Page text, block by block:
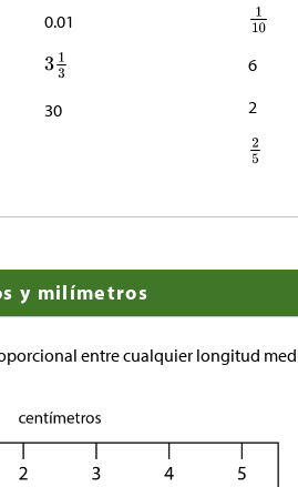
0.01
30
6
2
y milímetros
entre cualquier longitud